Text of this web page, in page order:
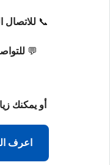
📞 للاتصال
💬
أو يمكنك
اعرف